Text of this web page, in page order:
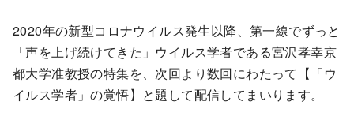
2020年の新型コロナウイルス発生以降、第一線でずっと
「声を上げ続けてきた」ウイルス学者である宮沢孝幸京
都大学准教授の特集を、次回より数回にわたって【「ウ
イルス学者」の覚悟】と題して配信してまいります。